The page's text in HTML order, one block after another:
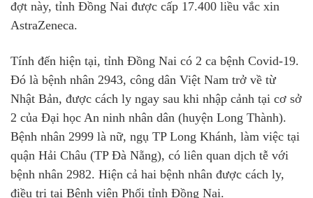
đợt này, tỉnh Đồng Nai được cấp 17.400 liều vắc xin
AstraZeneca.
Tính đến hiện tại, tỉnh Đồng Nai có 2 ca bệnh Covid-19.
Đó là bệnh nhân 2943, công dân Việt Nam trở về từ
Nhật Bản, được cách ly ngay sau khi nhập cảnh tại cơ sở
2 của Đại học An ninh nhân dân (huyện Long Thành).
Bệnh nhân 2999 là nữ, ngụ TP Long Khánh, làm việc tại
quận Hải Châu (TP Đà Nẵng), có liên quan dịch tễ với
bệnh nhân 2982. Hiện cả hai bệnh nhân được cách ly,
điều trị tại Bệnh viện Phổi tỉnh Đồng Nai.